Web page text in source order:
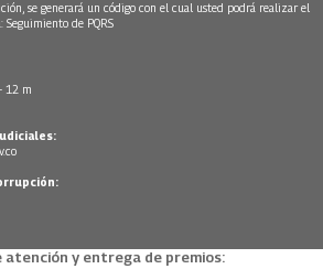
se generará un código con el cual usted podrá realizar el
Seguimiento de PQRS
12 m
atención y entrega de premios: